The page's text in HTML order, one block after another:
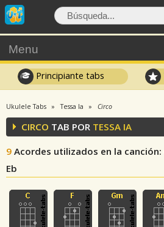
Menu
Principiante tabs
Ukulele Tabs Tessa Ia Circo
CIRCO TAB POR TESSA IA
9 Acordes utilizados en la canción
Eb